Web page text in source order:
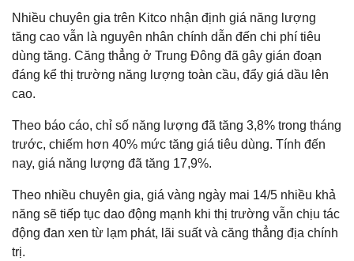
Nhiều chuyên gia trên Kitco nhận định giá năng lượng
tăng cao vẫn là nguyên nhân chính dẫn đến chi phí tiêu
dùng tăng. Căng thẳng ở Trung Đông đã gây gián đoạn
đáng kể thị trường năng lượng toàn cầu, đẩy giá dầu lên
cao.
Theo báo cáo, chỉ số năng lượng đã tăng 3,8% trong tháng
trước, chiếm hơn 40% mức tăng giá tiêu dùng. Tính đến
nay, giá năng lượng đã tăng 17,9%.
Theo nhiều chuyên gia, giá vàng ngày mai 14/5 nhiều khả
năng sẽ tiếp tục dao động mạnh khi thị trường vẫn chịu tác
động đan xen từ lạm phát, lãi suất và căng thẳng địa chính
trị.